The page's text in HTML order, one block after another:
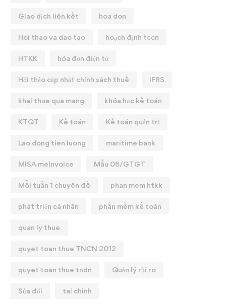
Giao dịch liên kết hoa don
Hoi thao va dao tao hoạch định tccn
HTKK hóa đơn điện tử
Hội thảo cập nhật chính sách thuế IFRS
khai thue qua mang khóa học kế toán
KTQT Kế toán Kế toán quản trị
Lao dong tien luong maritime bank
MISA meInvoice Mẫu 06/GTGT
Mỗi tuần 1 chuyên đề phan mem htkk
phát triển cá nhân phần mềm kế toán
quan ly thue
quyet toan thue TNCN 2012
quyet toan thue tndn Quản lý rủi ro
Sửa đổi tai chinh